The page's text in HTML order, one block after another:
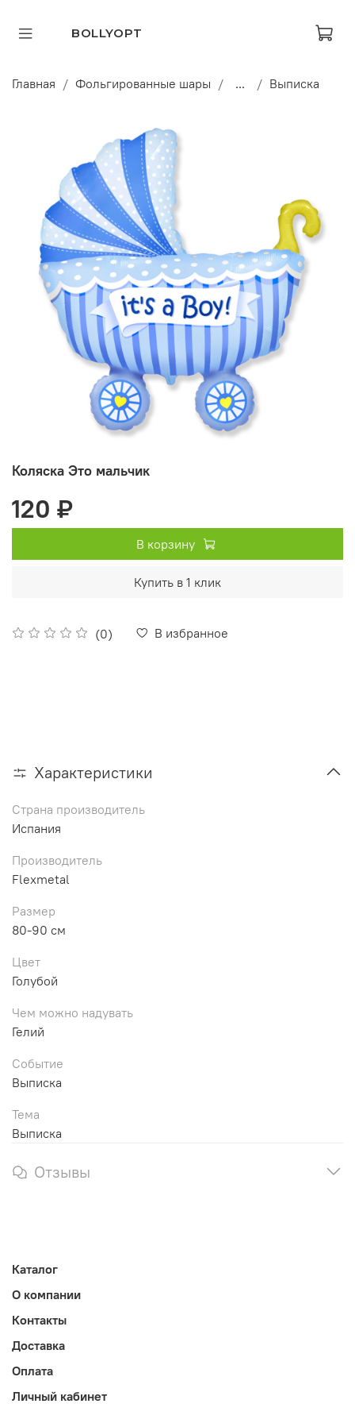
BOLLYOPT
Главная Фольгированные шары ... Выписка
Коляска Это мальчик
(0) В избранное
120 ₽
В корзину
Купить в 1 клик
Характеристики
Страна производитель
Испания
Производитель
Flexmetal
Размер
80-90 см
Цвет
Голубой
Чем можно надувать
Гелий
Событие
Выписка
Тема
Выписка
Отзывы
Каталог
О компании
Контакты
Доставка
Оплата
Личный кабинет